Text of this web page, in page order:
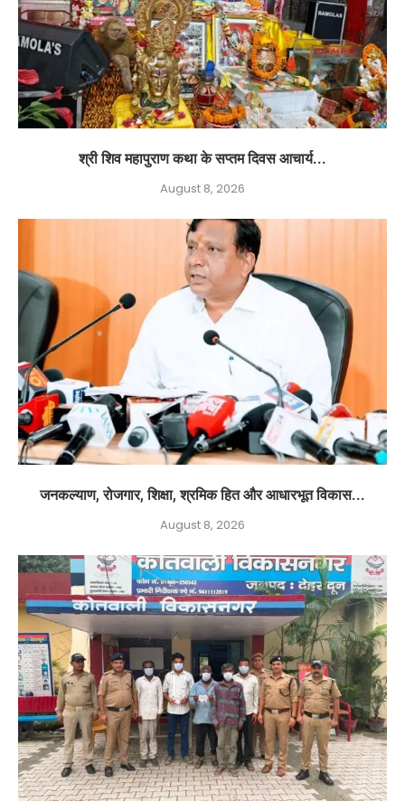
श्री शिव महापुराण कथा के सप्तम दिवस आचार्य...
August 8, 2026
जनकल्याण, रोजगार, शिक्षा, श्रमिक हित और आधारभूत विकास...
August 8, 2026